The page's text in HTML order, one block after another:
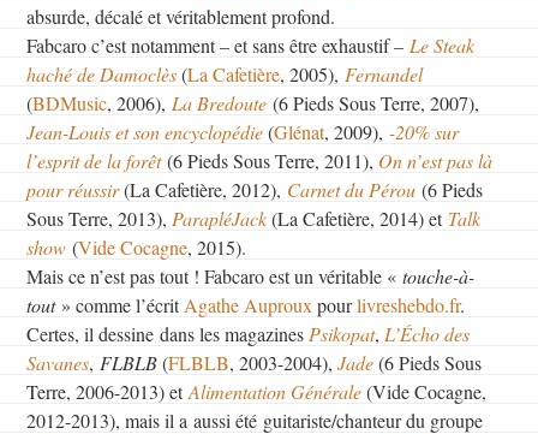
absurde, décalé et véritablement profond.
Fabcaro c’est notamment – et sans être exhaustif – Le Steak
haché de Damoclès(La Cafetière, 2005), Fernandel
(BDMusic, 2006), La Bredoute (6 Pieds Sous Terre, 2007),
Jean-Louis et son encyclopédie(Glénat, 2009),-20% sur
l’esprit de la forêt (6 Pieds Sous Terre, 2011), On n’est pas là
pour réussir(La Cafetière, 2012), Carnet du Pérou (6 Pieds
Sous Terre, 2013), ParapléJack(La Cafetière, 2014) et Talk
show (Vide Cocagne, 2015).
Mais ce n’est pas tout ! Fabcaro est un véritable «touche-à-
tout» comme l’écritAgathe Auproux pourlivreshebdo.fr.
Certes, il dessine dans les magazines Psikopat, L’Écho des
Savanes, FLBLB(FLBLB, 2003-2004),Jade(6 Pieds Sous
Terre, 2006-2013) etAlimentation Générale(Vide Cocagne,
2012-2013), mais il a aussi été guitariste/chanteur du groupe